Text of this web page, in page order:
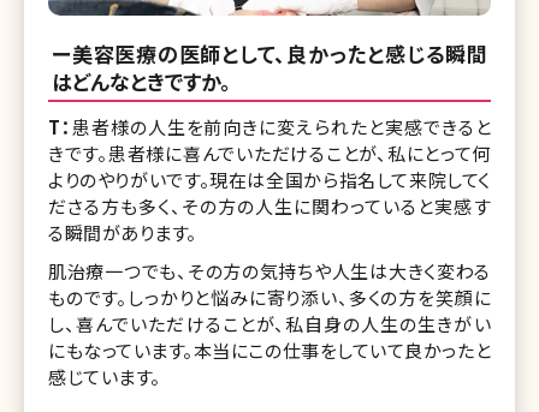
ー美容医療の医師として、良かったと感じる瞬間
はどんなときですか。
T：患者様の人生を前向きに変えられたと実感できると
きです。患者様に喜んでいただけることが、私にとって何
よりのやりがいです。現在は全国から指名して来院してく
ださる方も多く、その方の人生に関わっていると実感す
る瞬間があります。
肌治療一つでも、その方の気持ちや人生は大きく変わる
ものです。しっかりと悩みに寄り添い、多くの方を笑顔に
し、喜んでいただけることが、私自身の人生の生きがい
にもなっています。本当にこの仕事をしていて良かったと
感じています。